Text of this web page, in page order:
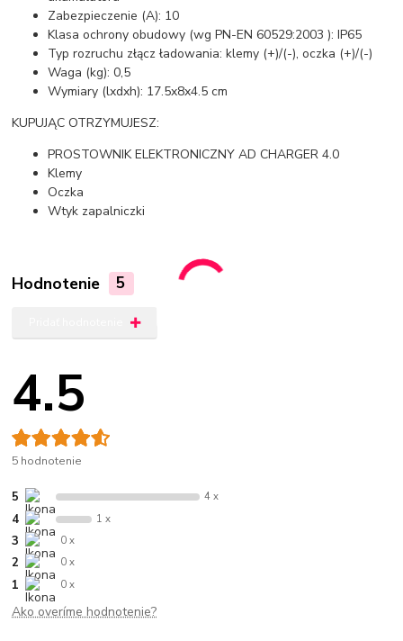
Zabezpieczenie (A): 10
Klasa ochrony obudowy (wg PN-EN 60529:2003 ): IP65
Typ rozruchu złącz ładowania: klemy (+)/(-), oczka (+)/(-)
Waga (kg): 0,5
Wymiary (lxdxh): 17.5x8x4.5 cm
KUPUJĄC OTRZYMUJESZ:
PROSTOWNIK ELEKTRONICZNY AD CHARGER 4.0
Klemy
Oczka
Wtyk zapalniczki
Hodnotenie 5
4.5
5 hodnotenie
5 4 x
4 1 x
3 0 x
2 0 x
1 0 x
Ako overíme hodnotenie?